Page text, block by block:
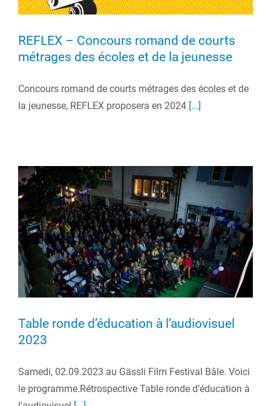
REFLEX – Concours romand de courts
métrages des écoles et de la jeunesse
Concours romand de courts métrages des écoles et de
la jeunesse, REFLEX proposera en 2024 [...]
Table ronde d’éducation à l’audiovisuel
2023
Samedi, 02.09.2023 au Gässli Film Festival Bâle. Voici
le programme.Rétrospective Table ronde d’éducation à